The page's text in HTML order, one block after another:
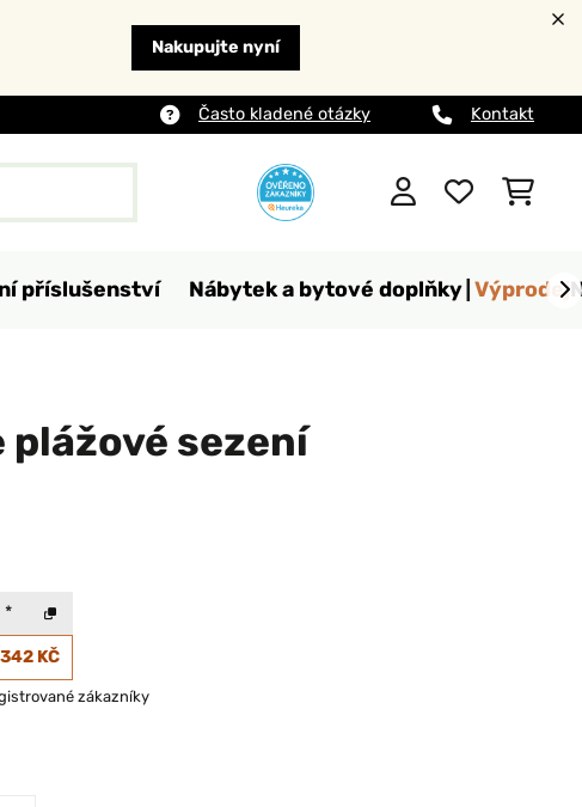
Nakupujte nyní
Často kladené otázky Kontakt
příslušenství Nábytek a bytové doplňky Výprodej
plážové sezení
*
KČ
zákazníky